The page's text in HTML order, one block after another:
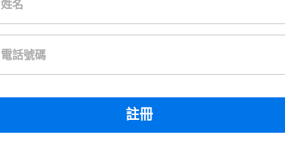
姓名
電話號碼
註冊